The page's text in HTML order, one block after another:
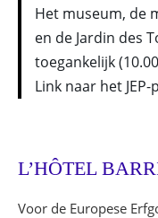
Het museum, de
en de Jardin des
toegankelijk
Link naar het
L’HÔTEL
Voor de Europese